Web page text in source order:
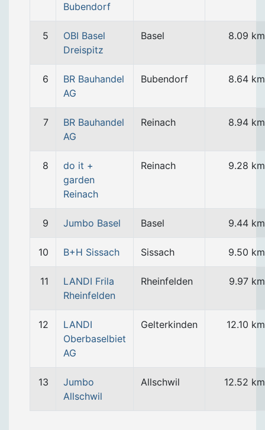
Bubendorf
5
OBI Basel
Dreispitz
Basel 8.09 km
6
BR Bauhandel
AG
Bubendorf 8.64 km
7
BR Bauhandel
AG
Reinach 8.94 km
8
do it +
garden
Reinach
Reinach 9.28 km
9 Jumbo Basel Basel 9.44 km
10 B+H Sissach Sissach 9.50 km
11
LANDI Frila
Rheinfelden
Rheinfelden 9.97 km
12
LANDI
Oberbaselbiet
AG
Gelterkinden 12.10 km
13
Jumbo
Allschwil
Allschwil 12.52 km